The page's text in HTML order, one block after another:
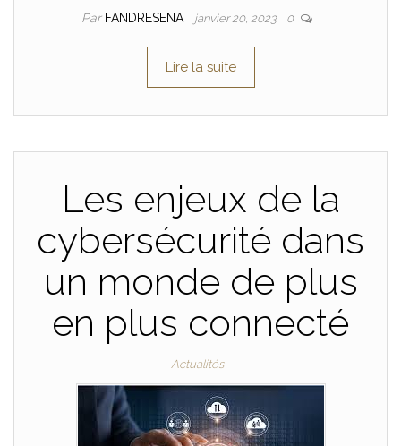
Par FANDRESENA janvier 20, 2023 0
Lire la suite
Les enjeux de la
cybersécurité dans
un monde de plus
en plus connecté
Actualités